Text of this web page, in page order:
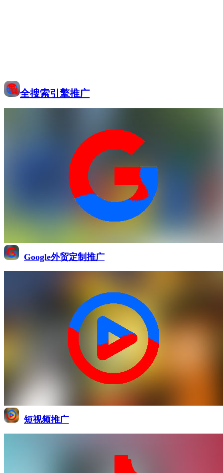
全搜索引擎推广
Google外贸定制推广
短视频推广